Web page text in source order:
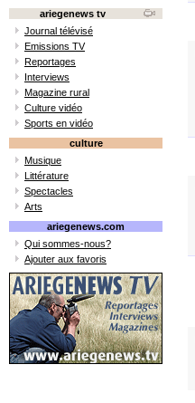
ariegenews tv
Journal télévisé
Emissions TV
Reportages
Interviews
Magazine rural
Culture vidéo
Sports en vidéo
culture
Musique
Littérature
Spectacles
Arts
ariegenews.com
Qui sommes-nous?
Ajouter aux favoris